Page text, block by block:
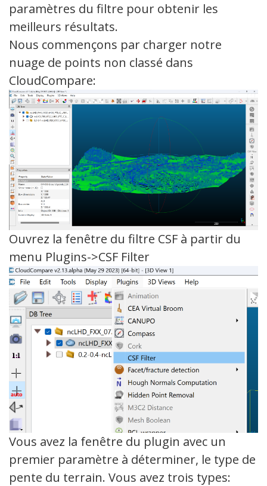
paramètres du filtre pour obtenir les
meilleurs résultats.
Nous commençons par charger notre
nuage de points non classé dans
CloudCompare:
Ouvrez la fenêtre du filtre CSF à partir du
menu Plugins->CSF Filter
Vous avez la fenêtre du plugin avec un
premier paramètre à déterminer, le type de
pente du terrain. Vous avez trois types: